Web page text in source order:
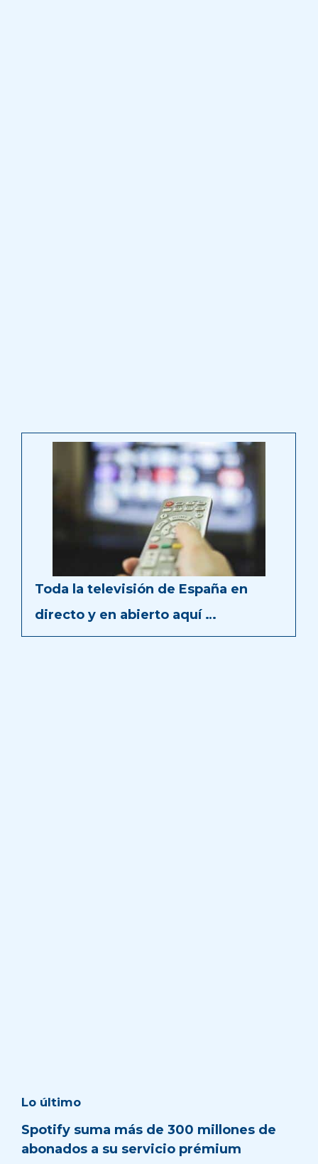
Toda la televisión de España en
directo y en abierto aquí …
Lo último
Spotify suma más de 300 millones de
abonados a su servicio prémium